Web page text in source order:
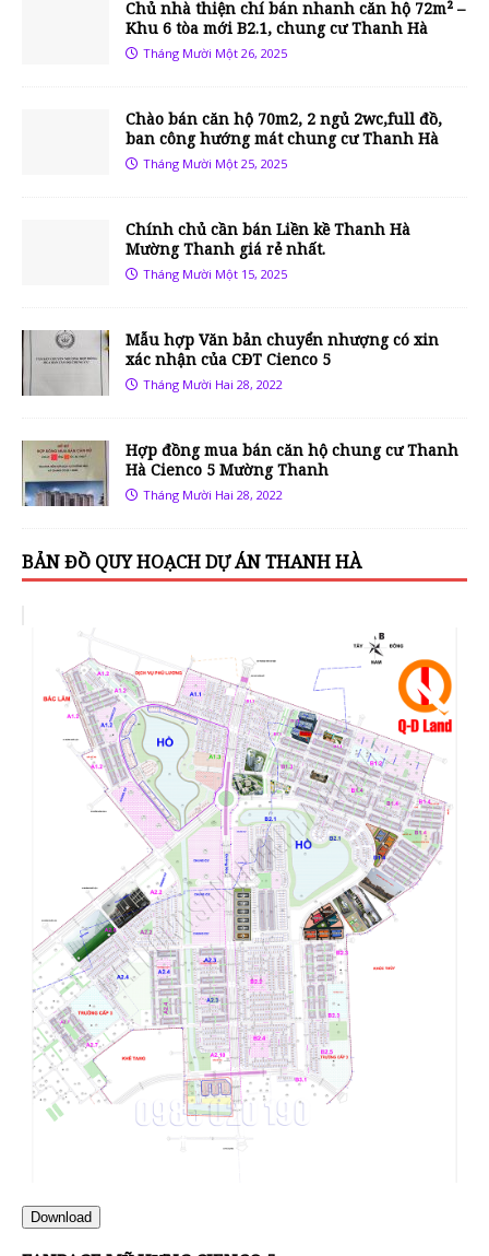
Chủ nhà thiện chí bán nhanh căn hộ 72m² –
Khu 6 tòa mới B2.1, chung cư Thanh Hà
Tháng Mười Một 26, 2025
Chào bán căn hộ 70m2, 2 ngủ 2wc,full đồ,
ban công hướng mát chung cư Thanh Hà
Tháng Mười Một 25, 2025
Chính chủ cần bán Liền kề Thanh Hà
Mường Thanh giá rẻ nhất.
Tháng Mười Một 15, 2025
Mẫu hợp Văn bản chuyển nhượng có xin
xác nhận của CĐT Cienco 5
Tháng Mười Hai 28, 2022
Hợp đồng mua bán căn hộ chung cư Thanh
Hà Cienco 5 Mường Thanh
Tháng Mười Hai 28, 2022
BẢN ĐỒ QUY HOẠCH DỰ ÁN THANH HÀ
Download